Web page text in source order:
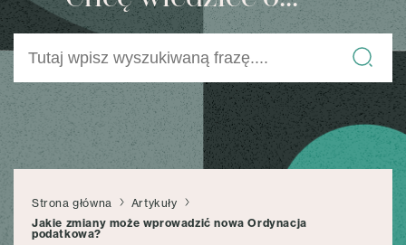
Strona główna
Artykuły
Jakie zmiany może wprowadzić nowa Ordynacja
podatkowa?